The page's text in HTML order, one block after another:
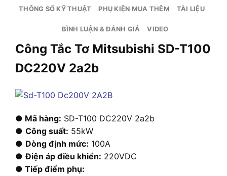
THÔNG SỐ KỸ THUẬT PHỤ KIỆN MUA THÊM TÀI LIỆU
BÌNH LUẬN & ĐÁNH GIÁ VIDEO
Công Tắc Tơ Mitsubishi SD-T100
DC220V 2a2b
● Mã hàng: SD-T100 DC220V 2a2b
● Công suất: 55kW
● Dòng định mức: 100A
●Điện áp điều khiển: 220VDC
● Tiếp điểm phụ: